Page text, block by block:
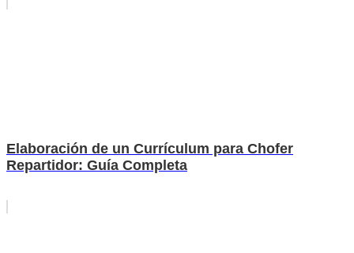
Elaboración de un Currículum para Chofer
Repartidor: Guía Completa